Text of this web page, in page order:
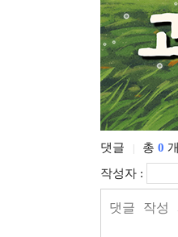
댓글 총 0 개
작성자 :